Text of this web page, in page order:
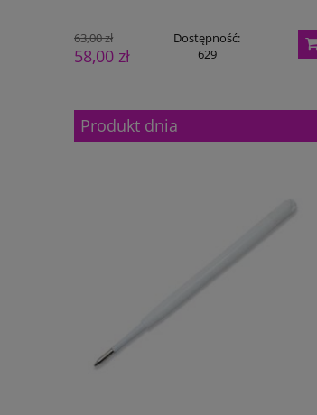
63,00 zł
58,00 zł
Dostępność:
629
Produkt dnia